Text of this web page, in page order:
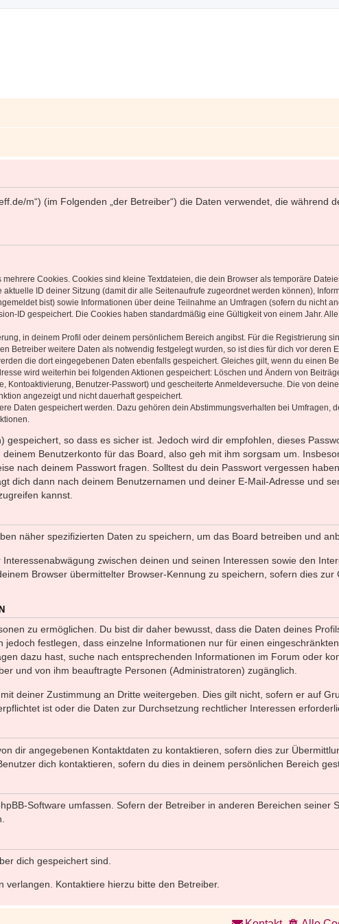
m“) (im Folgenden „der Betreiber“) die Daten verwendet, die während
Cookies. Cookies sind kleine Textdateien, die dein Browser als temporäre
ID deiner Sitzung (damit dir alle Seitenaufrufe zugeordnet werden können),
bist) sowie Informationen über deine Teilnahme an Umfragen (sofern du nicht
ID gespeichert. Die Cookies haben standardmäßig eine Gültigkeit von einem Jahr.
in deinem Profil oder deinem persönlichem Bereich angibst. Für die Registrierung
Betreiber weitere Daten als notwendig festgelegt wurden, so ist dies für dich vor deren
die dort eingegebenen Daten ebenfalls gespeichert. Gleiches gilt, wenn du einen
wird weiterhin bei folgenden Aktionen gespeichert: Löschen und Ändern von
Kontoaktivierung, Benutzer-Passwort) und gescheiterte Anmeldeversuche. Die von
angezeigt und nicht dauerhaft gespeichert.
Daten gespeichert werden. Dazu gehören dein Abstimmungsverhalten bei Umfragen,
gespeichert, so dass es sicher ist. Jedoch wird dir empfohlen, dieses
Benutzerkonto für das Board, also geh mit ihm sorgsam um.
nach deinem Passwort fragen. Solltest du dein Passwort vergessen
dich dann nach deinem Benutzernamen und deiner E-Mail-Adresse und
kannst.
näher spezifizierten Daten zu speichern, um das Board betreiben und
zwischen deinen und seinen Interessen sowie den
Browser übermittelter Browser-Kennung zu speichern, sofern dies
zu ermöglichen. Du bist dir daher bewusst, dass die Daten deines
festlegen, dass einzelne Informationen nur für einen
dazu hast, suche nach entsprechenden Informationen im Forum oder
und von ihm beauftragte Personen (Administratoren) zugänglich.
deiner Zustimmung an Dritte weitergeben. Dies gilt nicht, sofern er auf
ist oder die Daten zur Durchsetzung rechtlicher Interessen
dir angegebenen Kontaktdaten zu kontaktieren, sofern dies zur
dich kontaktieren, sofern du dies in deinem persönlichen Bereich
Software umfassen. Sofern der Betreiber in anderen Bereichen seiner
dich gespeichert sind.
verlangen. Kontaktiere hierzu bitte den Betreiber.